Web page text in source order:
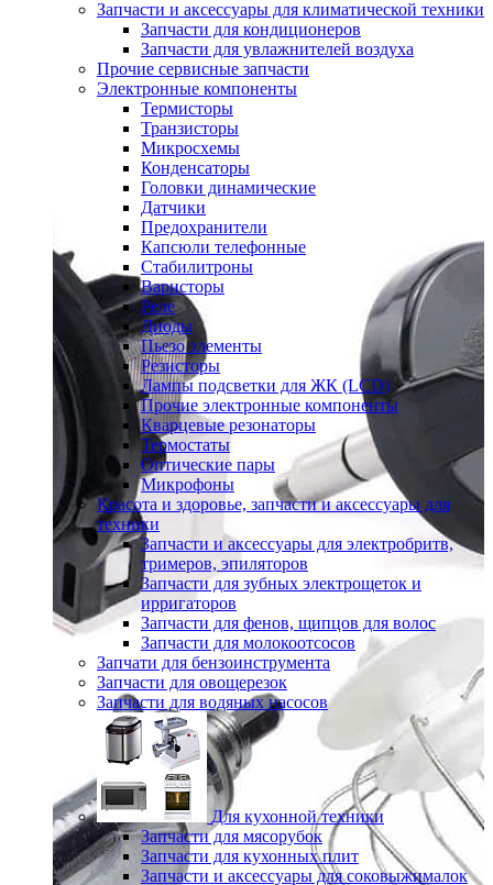
Запчасти и аксессуары для климатической техники
Запчасти для кондиционеров
Запчасти для увлажнителей воздуха
Прочие сервисные запчасти
Электронные компоненты
Термисторы
Транзисторы
Микросхемы
Конденсаторы
Головки динамические
Датчики
Предохранители
Капсюли телефонные
Стабилитроны
Варисторы
Реле
Диоды
Пьезо элементы
Резисторы
Лампы подсветки для ЖК (LCD)
Прочие электронные компоненты
Кварцевые резонаторы
Термостаты
Оптические пары
Микрофоны
Красота и здоровье, запчасти и аксессуары для
техники
Запчасти и аксессуары для электробритв,
тримеров, эпиляторов
Запчасти для зубных электрощеток и
ирригаторов
Запчасти для фенов, щипцов для волос
Запчасти для молокоотсосов
Запчати для бензоинструмента
Запчасти для овощерезок
Запчасти для водяных насосов
Для кухонной техники
Запчасти для мясорубок
Запчасти для кухонных плит
Запчасти и аксессуары для соковыжималок